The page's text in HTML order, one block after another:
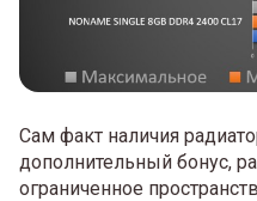
Сам факт наличия
дополнительный бонус,
ограниченное